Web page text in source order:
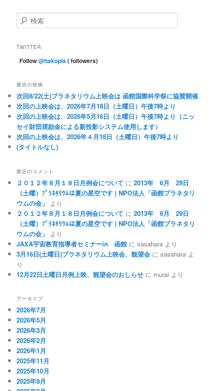
検
索
TWITTER
Follow@hakopla( followers)
最近の投稿
次回8/22(土)プラネタリウム上映会は 函館国際科学祭に協賛開催
次回の上映会は、2026年7月18日（土曜日）午後7時より
次回の上映会は、2026年5月16日（土曜日）午後7時より（ニッ
セイ財団奨励金による新投影システム使用します）
次回の上映会は、2026年４月18日（土曜日）午後7時より
(タイトルなし)
最近のコメント
２０１２年８月１８日月例会について に2013年 6月 29日
（土曜）ﾌﾟﾗﾈﾀﾘｳﾑは夏の星空です | NPO法人「函館プラネタリ
ウムの会」
より
２０１２年８月１８日月例会について に2013年 6月 29日
（土曜）ﾌﾟﾗﾈﾀﾘｳﾑは夏の星空です | NPO法人「函館プラネタリ
ウムの会」
より
JAXA宇宙教育指導者セミナーin 函館 にsasahara より
3月16日(土曜日)プラネタリウム上映会、観望会 にsasahara よ
り
12月22日土曜日月例上映、観望会のおしらせ に murai より
アーカイブ
2026年7月
2026年5月
2026年3月
2026年2月
2026年1月
2025年11月
2025年10月
2025年9月